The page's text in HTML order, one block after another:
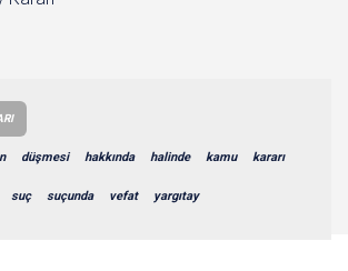
düşmesi hakkında halinde kamu kararı
suç suçunda vefat yargıtay